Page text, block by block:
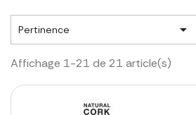
Pertinence 
Affichage 1-21 de 21 article(s)